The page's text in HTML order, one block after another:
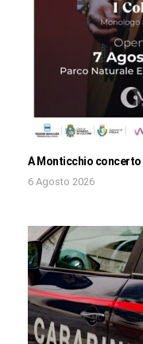
A Monticchio
6 Agosto 2026